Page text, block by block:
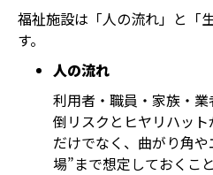
福祉施設は「人の流れ」と「
す。
人の流れ
利用者・職員・家族・
倒リスクとヒヤリハッ
だけでなく、曲がり角
場”まで想定しておくこ